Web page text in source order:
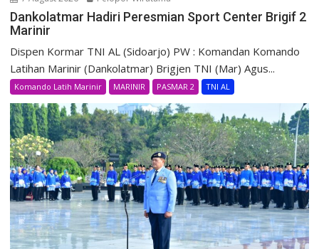
Dankolatmar Hadiri Peresmian Sport Center Brigif 2
Marinir
Dispen Kormar TNI AL (Sidoarjo) PW : Komandan Komando
Latihan Marinir (Dankolatmar) Brigjen TNI (Mar) Agus...
Komando Latih Marinir MARINIR PASMAR 2 TNI AL